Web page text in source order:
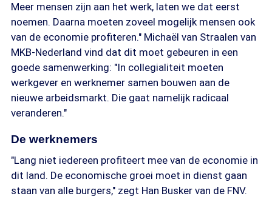
Meer mensen zijn aan het werk, laten we dat eerst
noemen. Daarna moeten zoveel mogelijk mensen ook
van de economie profiteren." Michaël van Straalen van
MKB-Nederland vind dat dit moet gebeuren in een
goede samenwerking: "In collegialiteit moeten
werkgever en werknemer samen bouwen aan de
nieuwe arbeidsmarkt. Die gaat namelijk radicaal
veranderen."
De werknemers
"Lang niet iedereen profiteert mee van de economie in
dit land. De economische groei moet in dienst gaan
staan van alle burgers," zegt Han Busker van de FNV.